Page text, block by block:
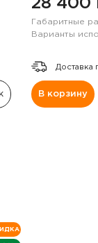
28 400
Габаритные
Варианты
Доставка
В корзину